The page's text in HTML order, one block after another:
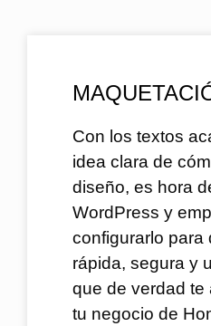
Con los textos
idea clara de
diseño, es hora
WordPress y
configurarlo para
rápida, segura y
que de verdad te
tu negocio de